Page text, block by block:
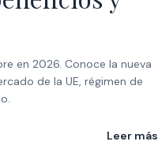
en 2026. Conoce la nueva
de la UE, régimen de
Leer más